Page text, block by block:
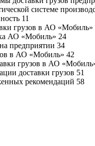
системе
11
грузов в АО «Мобиль»
АО «Мобиль» 24
предприятии 34
в АО «Мобиль» 42
грузов в АО
доставки грузов 51
рекомендаций 58